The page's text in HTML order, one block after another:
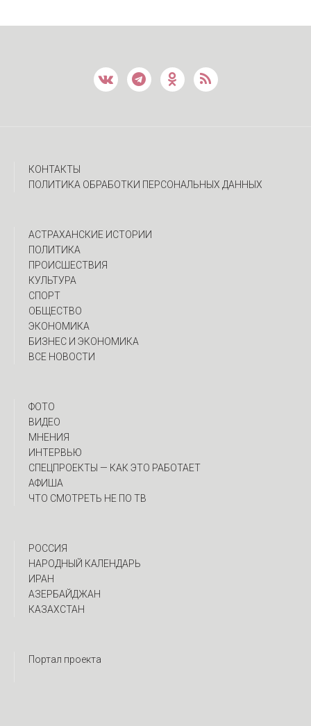
КОНТАКТЫ
ПОЛИТИКА ОБРАБОТКИ ПЕРСОНАЛЬНЫХ ДАННЫХ
АСТРАХАНСКИЕ ИСТОРИИ
ПОЛИТИКА
ПРОИСШЕСТВИЯ
КУЛЬТУРА
СПОРТ
ОБЩЕСТВО
ЭКОНОМИКА
БИЗНЕС И ЭКОНОМИКА
ВСЕ НОВОСТИ
ФОТО
ВИДЕО
МНЕНИЯ
ИНТЕРВЬЮ
CПЕЦПРОЕКТЫ — КАК ЭТО РАБОТАЕТ
АФИША
ЧТО СМОТРЕТЬ НЕ ПО ТВ
РОССИЯ
НАРОДНЫЙ КАЛЕНДАРЬ
ИРАН
АЗЕРБАЙДЖАН
КАЗАХСТАН
Портал проекта